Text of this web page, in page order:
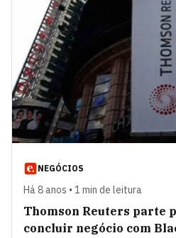
NEGÓCIOS
Há 8 anos • 1 min de leitura
Thomson Reuters parte
concluir negócio com